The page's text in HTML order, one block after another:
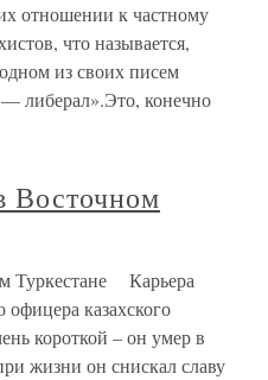
отношении к частному
что называется,
из своих писем
— либерал».Это, конечно
Туркестане Карьера
казахского
короткой – он умер в
жизни он снискал славу